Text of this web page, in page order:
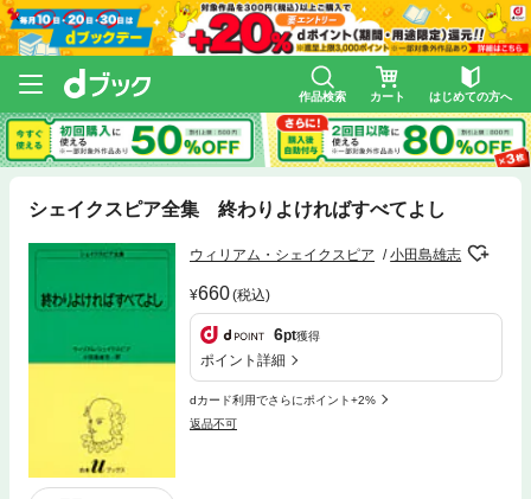
作品検索 カート はじめての方へ
シェイクスピア全集 終わりよければすべてよし
ウィリアム・シェイクスピア 小田島雄志
660(税込)
6pt獲得
ポイント詳細
dカード利用でさらにポイント+2%
返品不可